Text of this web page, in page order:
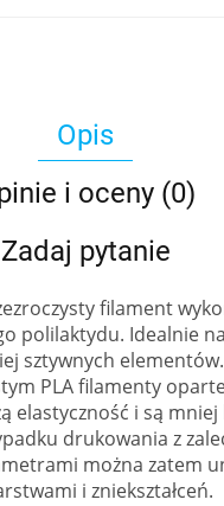
Opis
i oceny (0)
Zadaj pytanie
filament
polilaktydu. Idealnie
sztywnych
PLA filamenty
elastyczność i są
drukowania z
można zatem
i zniekształceń.